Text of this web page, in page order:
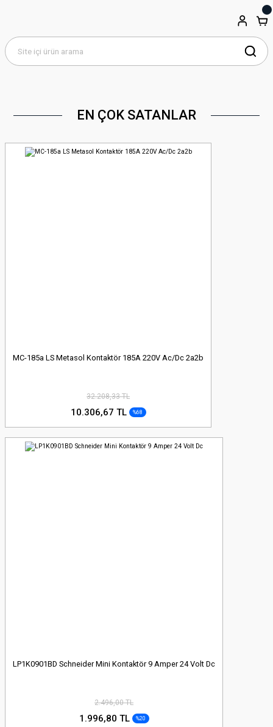
EN ÇOK SATANLAR
MC-185a LS Metasol Kontaktör 185A 220V Ac/Dc 2a2b
32.208,33 TL
10.306,67 TL %68
LP1K0901BD Schneider Mini Kontaktör 9 Amper 24 Volt Dc
2.496,00 TL
1.996,80 TL %20